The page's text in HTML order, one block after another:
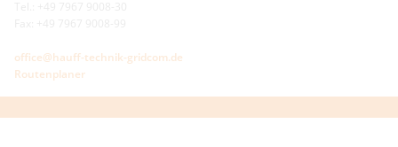
office@hauff-technik-gridcom.de
Routenplaner